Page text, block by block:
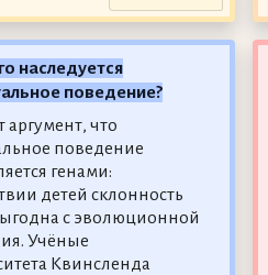
наследуется
поведение?
аргумент, что
поведение
генами:
детей склонность
с эволюционной
Учёные
Квинсленда